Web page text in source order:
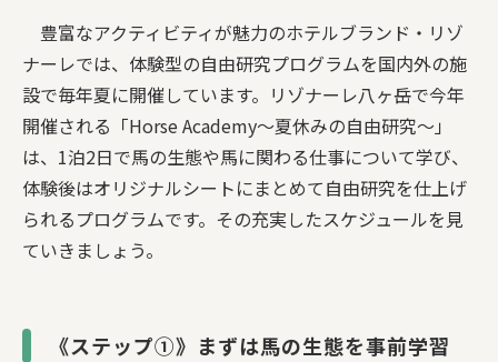
豊富なアクティビティが魅力のホテルブランド・リゾ
ナーレでは、体験型の自由研究プログラムを国内外の施
設で毎年夏に開催しています。リゾナーレ八ヶ岳で今年
開催される「Horse Academy〜夏休みの自由研究〜」
は、1泊2日で馬の生態や馬に関わる仕事について学び、
体験後はオリジナルシートにまとめて自由研究を仕上げ
られるプログラムです。その充実したスケジュールを見
ていきましょう。
《ステップ①》まずは馬の生態を事前学習